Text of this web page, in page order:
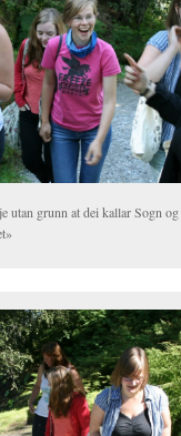
utan grunn at dei kallar Sogn